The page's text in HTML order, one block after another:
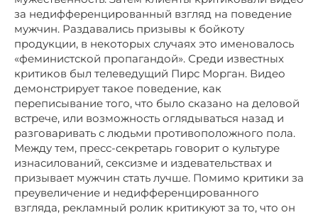
за недифференцированный взгляд на поведение
мужчин. Раздавались призывы к бойкоту
продукции, в некоторых случаях это именовалось
«феминистской пропагандой». Среди известных
критиков был телеведущий Пирс Морган. Видео
демонстрирует такое поведение, как
переписывание того, что было сказано на деловой
встрече, или возможность оглядываться назад и
разговаривать с людьми противоположного пола.
Между тем, пресс-секретарь говорит о культуре
изнасилований, сексизме и издевательствах и
призывает мужчин стать лучше. Помимо критики за
преувеличение и недифференцированного
взгляда, рекламный ролик критикуют за то, что он